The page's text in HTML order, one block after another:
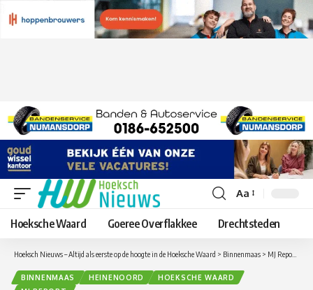
Lettergrootte
aanpassen
Aa
Hoeksche Waard Goeree Overflakkee Drechtsteden
Hoeksch Nieuws – Altijd als eerste op de hoogte in de Hoeksche Waard > Binnenmaas > MJ Report op pad in Heinenoord voor een workshop Palingroken bij Dirk Preesman
BINNENMAAS HEINENOORD
HOEKSCHE WAARD